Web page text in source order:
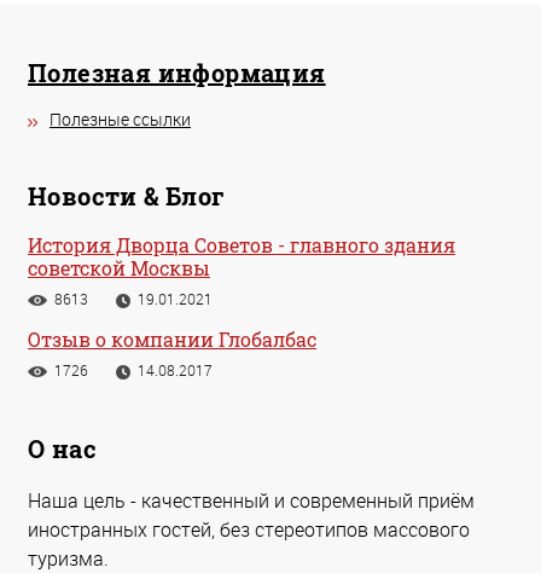
Полезная информация
Полезные ссылки
Новости & Блог
История Дворца Советов - главного здания
советской Москвы
8613 19.01.2021
Отзыв о компании Глобалбас
1726 14.08.2017
О нас
Наша цель - качественный и современный приём
иностранных гостей, без стереотипов массового
туризма.